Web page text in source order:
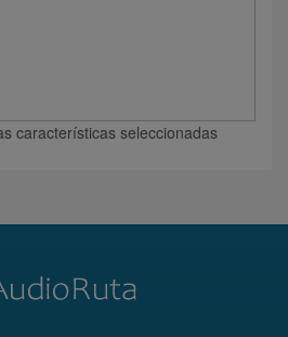
características seleccionadas